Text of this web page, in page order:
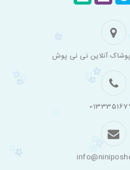
آنلاین نی نی پوش